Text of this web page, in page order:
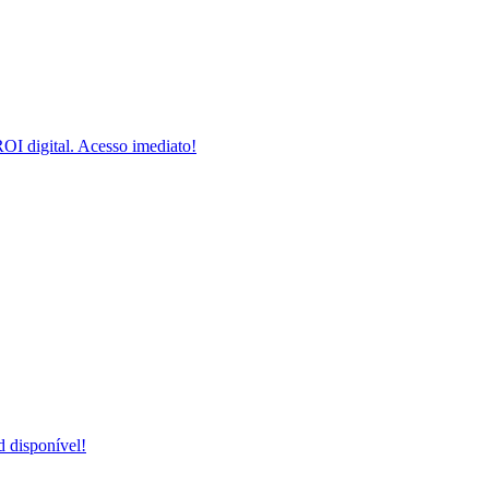
digital. Acesso imediato!
disponível!